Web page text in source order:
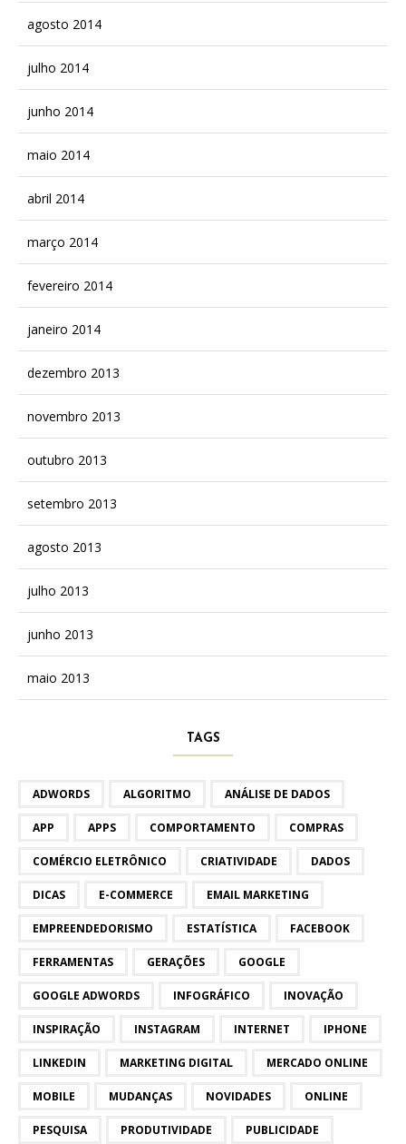
agosto 2014
julho 2014
junho 2014
maio 2014
abril 2014
março 2014
fevereiro 2014
janeiro 2014
dezembro 2013
novembro 2013
outubro 2013
setembro 2013
agosto 2013
julho 2013
junho 2013
maio 2013
TAGS
ADWORDS ALGORITMO ANÁLISE DE DADOS
APP APPS COMPORTAMENTO COMPRAS
COMÉRCIO ELETRÔNICO CRIATIVIDADE DADOS
DICAS E-COMMERCE EMAIL MARKETING
EMPREENDEDORISMO ESTATÍSTICA FACEBOOK
FERRAMENTAS GERAÇÕES GOOGLE
GOOGLE ADWORDS INFOGRÁFICO INOVAÇÃO
INSPIRAÇÃO INSTAGRAM INTERNET IPHONE
LINKEDIN MARKETING DIGITAL MERCADO ONLINE
MOBILE MUDANÇAS NOVIDADES ONLINE
PESQUISA PRODUTIVIDADE PUBLICIDADE